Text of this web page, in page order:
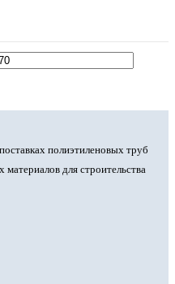
полиэтиленовых труб
для строительства